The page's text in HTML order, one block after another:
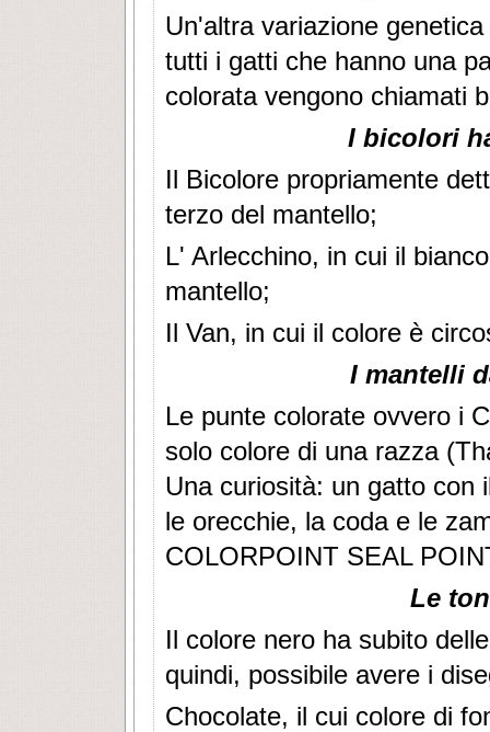
Un'altra variazione
tutti i gatti che hanno una
colorata vengono chiamati
I bicolori
Il Bicolore propriamente
terzo del mantello;
L' Arlecchino, in cui il
mantello;
Il Van, in cui il colore è
I mantelli
Le punte colorate ovvero i
solo colore di una razza
Una curiosità: un gatto con
le orecchie, la coda e le
COLORPOINT SEAL
Le
Il colore nero ha subito
quindi, possibile avere i
Chocolate, il cui colore di